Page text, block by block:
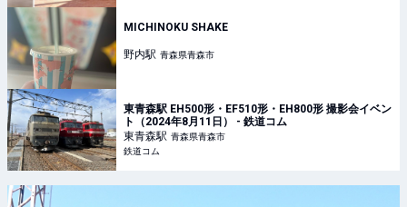
MICHINOKU SHAKE
野内駅 青森県青森市
東青森駅 EH500形・EF510形・EH800形 撮影会イベン
ト（2024年8月11日） - 鉄道コム
東青森駅 青森県青森市
鉄道コム